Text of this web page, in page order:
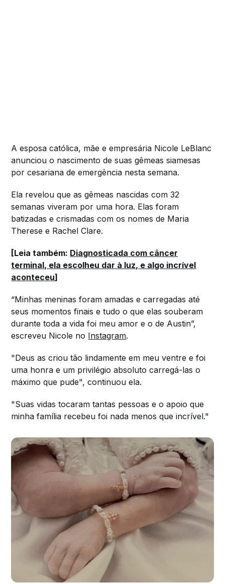
A esposa católica, mãe e empresária Nicole LeBlanc
anunciou o nascimento de suas gêmeas siamesas
por cesariana de emergência nesta semana.
Ela revelou que as gêmeas nascidas com 32
semanas viveram por uma hora. Elas foram
batizadas e crismadas com os nomes de Maria
Therese e Rachel Clare.
[Leia também: Diagnosticada com câncer
terminal, ela escolheu dar à luz, e algo incrível
aconteceu]
“Minhas meninas foram amadas e carregadas até
seus momentos finais e tudo o que elas souberam
durante toda a vida foi meu amor e o de Austin”,
escreveu Nicole no Instagram.
"Deus as criou tão lindamente em meu ventre e foi
uma honra e um privilégio absoluto carregá-las o
máximo que pude", continuou ela.
"Suas vidas tocaram tantas pessoas e o apoio que
minha família recebeu foi nada menos que incrível."